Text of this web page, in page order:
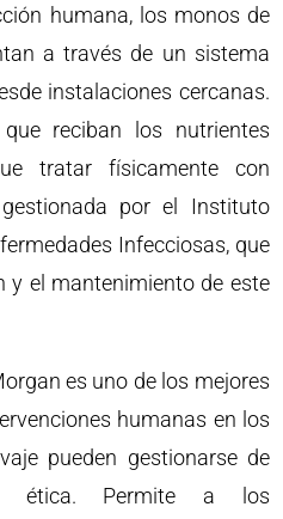
humana, los monos de
a través de un sistema
instalaciones cercanas.
reciban los nutrientes
tratar físicamente con
por el Instituto
Infecciosas, que
y el mantenimiento de este
es uno de los mejores
humanas en los
pueden gestionarse de
ética. Permite a los